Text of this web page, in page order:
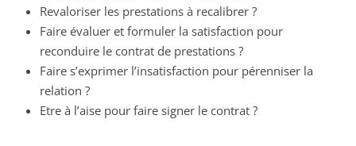
Revaloriser les prestations à recalibrer ?
Faire évaluer et formuler la satisfaction pour
reconduire le contrat de prestations ?
Faire s’exprimer l’insatisfaction pour pérenniser la
relation ?
Etre à l’aise pour faire signer le contrat ?